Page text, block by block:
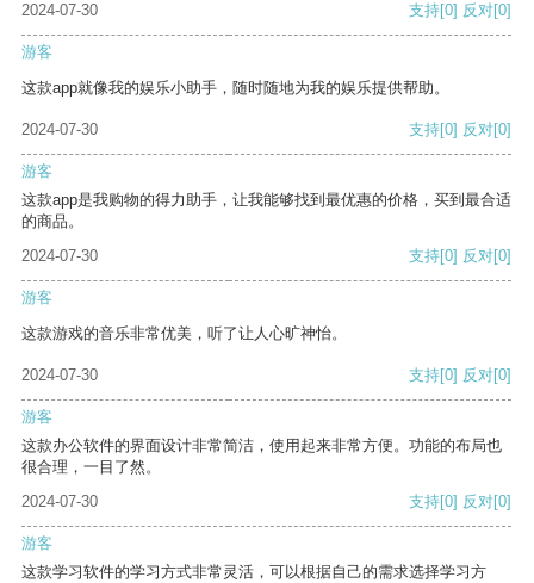
2024-07-30
支持[0] 反对[0]
游客
这款app就像我的娱乐小助手，随时随地为我的娱乐提供帮助。
2024-07-30 支持[0] 反对[0]
游客
这款app是我购物的得力助手，让我能够找到最优惠的价格，买到最合适
的商品。
2024-07-30
支持[0] 反对[0]
游客
这款游戏的音乐非常优美，听了让人心旷神怡。
2024-07-30 支持[0] 反对[0]
游客
这款办公软件的界面设计非常简洁，使用起来非常方便。功能的布局也
很合理，一目了然。
2024-07-30
支持[0] 反对[0]
游客
这款学习软件的学习方式非常灵活，可以根据自己的需求选择学习方